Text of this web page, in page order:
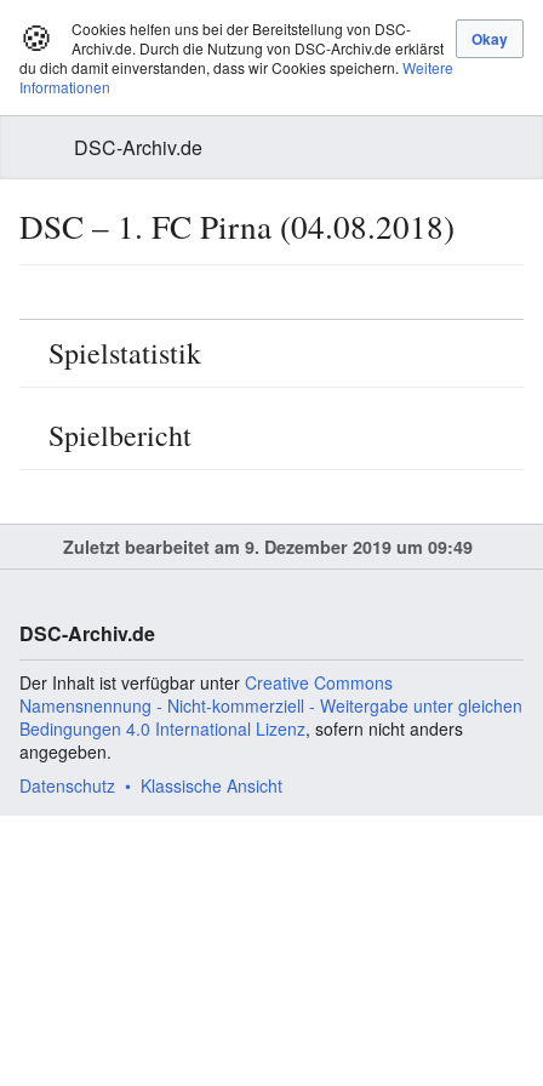
🍪
Cookies helfen uns bei der Bereitstellung von DSC-
Archiv.de. Durch die Nutzung von DSC-Archiv.de erklärst
du dich damit einverstanden, dass wir Cookies speichern. Weitere
Informationen
DSC-Archiv.de
DSC – 1. FC Pirna (04.08.2018)
Spielstatistik
Spielbericht
Zuletzt bearbeitet am 9. Dezember 2019 um 09:49
DSC-Archiv.de
Der Inhalt ist verfügbar unter Creative Commons
Namensnennung - Nicht-kommerziell - Weitergabe unter gleichen
Bedingungen 4.0 International Lizenz, sofern nicht anders
angegeben.
Datenschutz
Klassische Ansicht